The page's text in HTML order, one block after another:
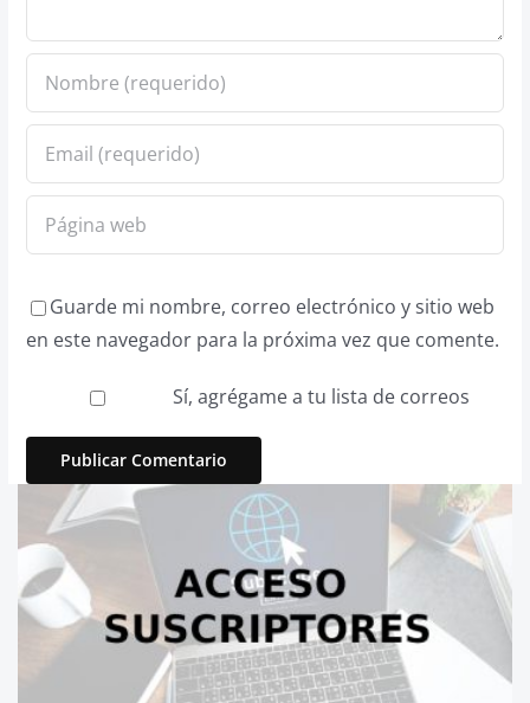
Guarde mi nombre, correo electrónico y sitio web
en este navegador para la próxima vez que comente.
Sí, agrégame a tu lista de correos